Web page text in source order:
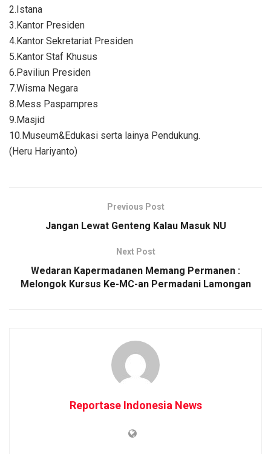
2.Istana
3.Kantor Presiden
4.Kantor Sekretariat Presiden
5.Kantor Staf Khusus
6.Paviliun Presiden
7.Wisma Negara
8.Mess Paspampres
9.Masjid
10.Museum&Edukasi serta lainya Pendukung.
(Heru Hariyanto)
Previous Post
Jangan Lewat Genteng Kalau Masuk NU
Next Post
Wedaran Kapermadanen Memang Permanen :
Melongok Kursus Ke-MC-an Permadani Lamongan
Reportase Indonesia News